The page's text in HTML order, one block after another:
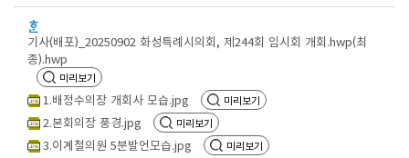
원
소
개
회
의
록
기사(배포)_20250902 화성특례시의회, 제244회 임시회 개회.hwp(최
종).hwp
미리보기
1.배정수의장 개회사 모습.jpg 미리보기
2.본회의장 풍경.jpg 미리보기
3.이계철의원 5분발언모습.jpg 미리보기